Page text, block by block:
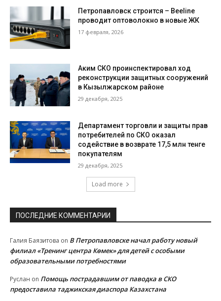
Петропавловск строится – Beeline
проводит оптоволокно в новые ЖК
17 февраля, 2026
Аким СКО проинспектировал ход
реконструкции защитных сооружений
в Кызылжарском районе
29 декабря, 2025
Департамент торговли и защиты прав
потребителей по СКО оказал
содействие в возврате 17,5 млн тенге
покупателям
29 декабря, 2025
Load more
ПОСЛЕДНИЕ КОММЕНТАРИИ
Галия Баязитова on В Петропавловске начал работу новый
филиал «Тренинг центра Көмек» для детей с особыми
образовательными потребностями
Руслан on Помощь пострадавшим от паводка в СКО
предоставила таджикская диаспора Казахстана